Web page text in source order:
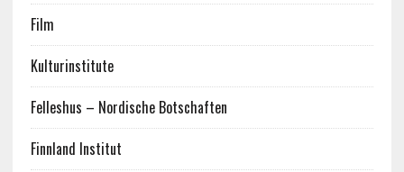
Film
Kulturinstitute
Felleshus – Nordische Botschaften
Finnland Institut